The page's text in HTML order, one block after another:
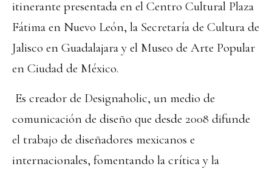
itinerante presentada en el Centro Cultural Plaza
Fátima en Nuevo León, la Secretaría de Cultura de
Jalisco en Guadalajara y el Museo de Arte Popular
en Ciudad de México.
Es creador de Designaholic, un medio de
comunicación de diseño que desde 2008 difunde
el trabajo de diseñadores mexicanos e
internacionales, fomentando la crítica y la